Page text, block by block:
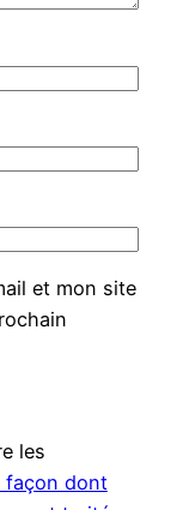
et mon site
les
façon dont